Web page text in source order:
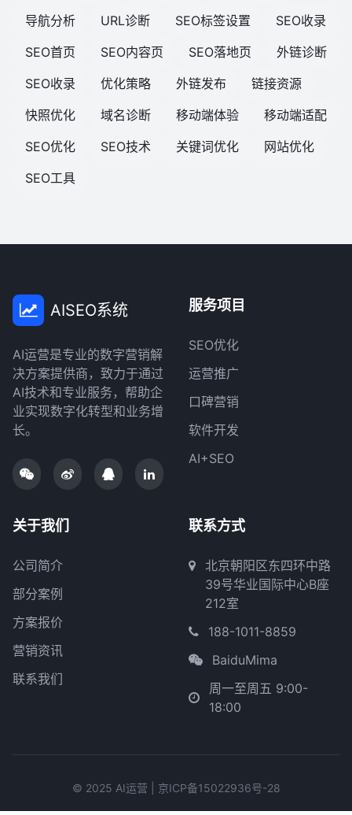
导航分析
URL诊断 SEO标签设置
SEO收录
SEO首页
SEO内容页 SEO落地页
外链诊断
SEO收录
优化策略 外链发布
链接资源
快照优化
域名诊断 移动端体验
移动端适配
SEO优化
SEO技术 关键词优化
网站优化
SEO工具
AISEO系统
AI运营是专业的数字营销解
决方案提供商，致力于通过
AI技术和专业服务，帮助企
业实现数字化转型和业务增
长。
服务项目
SEO优化
运营推广
口碑营销
软件开发
AI+SEO
关于我们
公司简介
部分案例
方案报价
营销资讯
联系我们
联系方式
北京朝阳区东四环中路
39号华业国际中心B座
212室
188-1011-8859
BaiduMima
周一至周五 9:00-
18:00
© 2025 AI运营 | 京ICP备15022936号-28